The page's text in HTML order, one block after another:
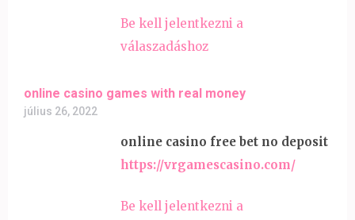
Be kell jelentkezni a
válaszadáshoz
online casino games with real money
július 26, 2022
online casino free bet no deposit
https://vrgamescasino.com/
Be kell jelentkezni a